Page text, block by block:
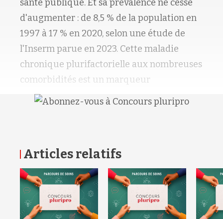
santé publique. Et sa prévalence ne cesse
d'augmenter : de 8,5 % de la population en
1997 à 17 % en 2020, selon une étude de
l'Inserm parue en 2023. Cette maladie
chronique plurifactorielle aux nombreuses
comorbidités est un marqueur
Articles relatifs RETOUR HAUT DE PAGE